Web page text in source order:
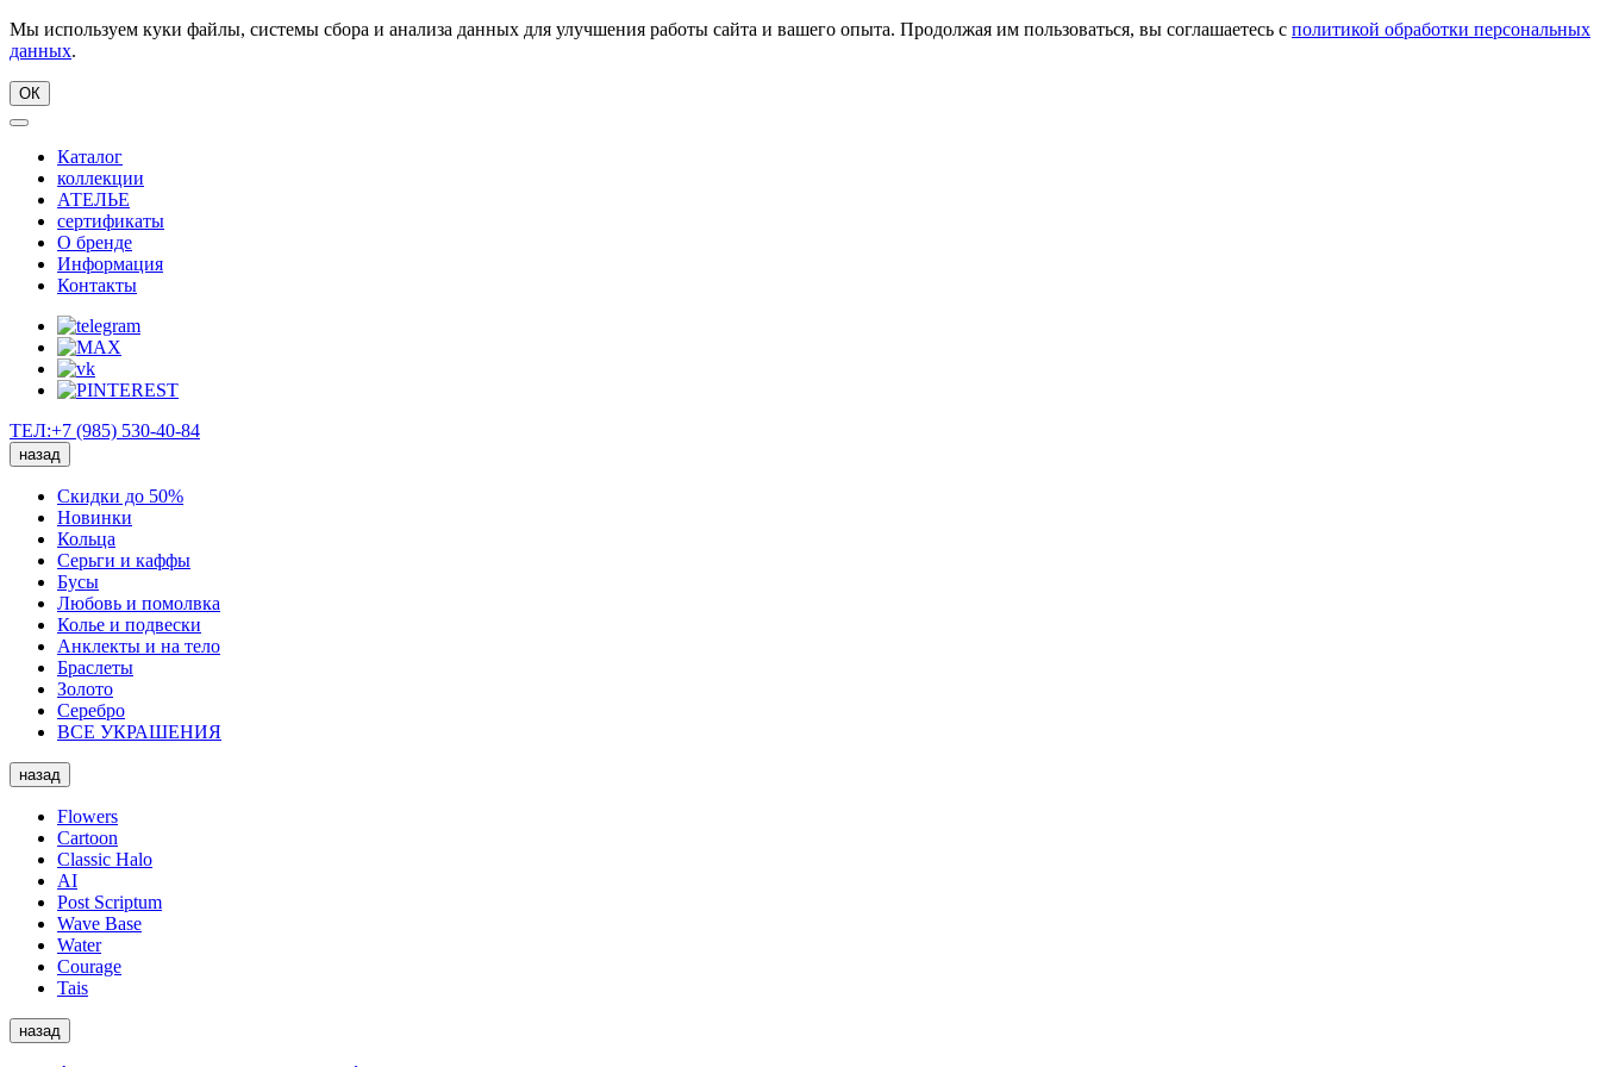
Мы используем куки файлы, системы сбора и анализа данных для улучшения работы сайта и вашего опыта. Продолжая им пользоваться, вы соглашаетесь с политикой обработки персональных
данных.
ОК
Каталог
коллекции
АТЕЛЬЕ
сертификаты
О бренде
Информация
Контакты
ТЕЛ:+7 (985) 530-40-84
назад
Скидки до 50%
Новинки
Кольца
Серьги и каффы
Бусы
Любовь и помолвка
Колье и подвески
Анклекты и на тело
Браслеты
Золото
Серебро
ВСЕ УКРАШЕНИЯ
назад
Flowers
Cartoon
Classic Halo
AI
Post Scriptum
Wave Base
Water
Courage
Tais
назад